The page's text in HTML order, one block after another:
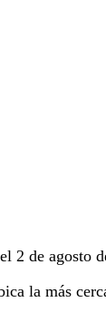
2 de agosto
la más